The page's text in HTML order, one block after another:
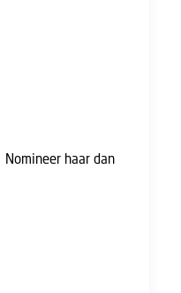
Nomineer haar dan